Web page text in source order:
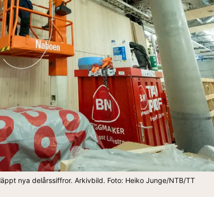
nya delårssiffror. Arkivbild. Foto: Heiko Junge/NTB/TT